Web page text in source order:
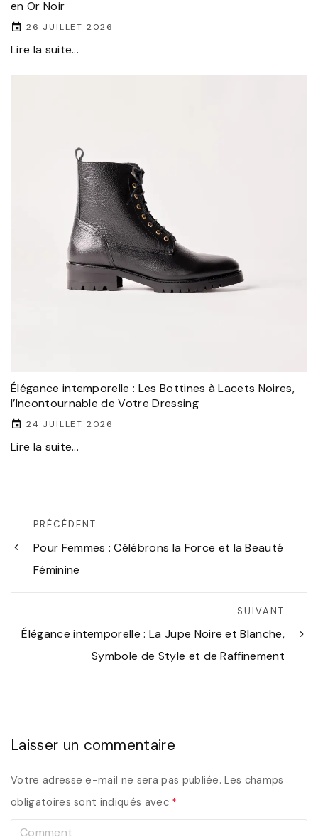
en Or Noir
26 JUILLET 2026
Lire la suite...
Élégance intemporelle : Les Bottines à Lacets Noires,
l’Incontournable de Votre Dressing
24 JUILLET 2026
Lire la suite...
PRÉCÉDENT
Pour Femmes : Célébrons la Force et la Beauté
Féminine
SUIVANT
Élégance intemporelle : La Jupe Noire et Blanche,
Symbole de Style et de Raffinement
Laisser un commentaire
Votre adresse e-mail ne sera pas publiée. Les champs
obligatoires sont indiqués avec *